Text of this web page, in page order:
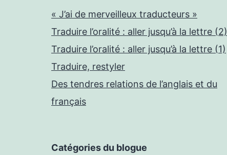
« J’ai de merveilleux traducteurs »
Traduire l’oralité : aller jusqu’à la lettre (2)
Traduire l’oralité : aller jusqu’à la lettre (1)
Traduire, restyler
Des tendres relations de l’anglais et du
français
Catégories du blogue